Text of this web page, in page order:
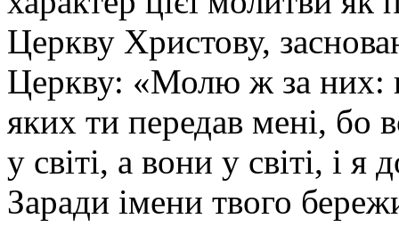
Церкву Христову,
Церкву: «Молю ж за них:
яких ти передав мені,
у світі, а вони у світі, і
Заради імени твого